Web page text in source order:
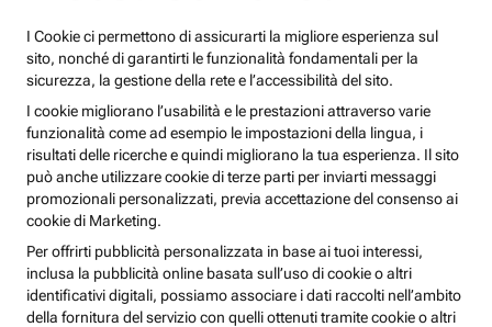
I Cookie ci permettono di assicurarti la migliore esperienza sul
sito, nonché di garantirti le funzionalità fondamentali per la
sicurezza, la gestione della rete e l’accessibilità del sito.
I cookie migliorano l’usabilità e le prestazioni attraverso varie
funzionalità come ad esempio le impostazioni della lingua, i
risultati delle ricerche e quindi migliorano la tua esperienza. Il sito
può anche utilizzare cookie di terze parti per inviarti messaggi
promozionali personalizzati, previa accettazione del consenso ai
cookie di Marketing.
Per offrirti pubblicità personalizzata in base ai tuoi interessi,
inclusa la pubblicità online basata sull’uso di cookie o altri
identificativi digitali, possiamo associare i dati raccolti nell’ambito
della fornitura del servizio con quelli ottenuti tramite cookie o altri